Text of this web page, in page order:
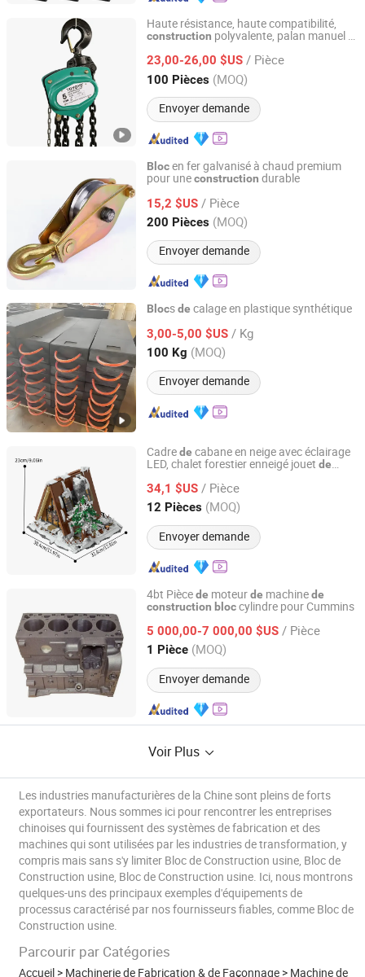
Haute résistance, haute compatibilité,
construction polyvalente, palan manuel à
destructures en acier
23,00-26,00 $US / Pièce
100 Pièces (MOQ)
Envoyer demande
Baoding Aogong Import and Export Trading Co., Ltd.
Hebei, China Depuis 2026
Blocen fer galvanisé à chaud premium
pour uneconstruction durable
15,2 $US / Pièce
200 Pièces (MOQ)
Envoyer demande
Ningbo Grandlifting Co., Ltd.
Zhejiang, China Depuis 2015
Blocsde calage en plastique synthétique
3,00-5,00 $US / Kg
100 Kg (MOQ)
Envoyer demande
Shandong Longforce Engineering Material Co., Ltd.
Shandong, China Depuis 2024
Cadrede cabane en neige avec éclairage
LED, chalet forestier enneigé jouet de
avec cheminée et horloge, ensemble
constructiondécoratif
34,1 $US / Pièce
12 Pièces (MOQ)
Envoyer demande
Shantou Chenghai Jiuyi Toy Factory
Guangdong, China Depuis 2024
4bt Piècede moteurde machinede
construction bloccylindre pour Cummins
5 000,00-7 000,00 $US / Pièce
1 Pièce (MOQ)
Envoyer demande
Sichuan Hongjun Science and Technology Co., Ltd.
Sichuan, China Depuis 2016
Voir Plus
Les industries manufacturières de la Chine sont pleins de forts
exportateurs. Nous sommes ici pour rencontrer les entreprises
chinoises qui fournissent des systèmes de fabrication et des
machines qui sont utilisées par les industries de transformation, y
compris mais sans s'y limiter Bloc de Construction usine, Bloc de
Construction usine, Bloc de Construction usine. Ici, nous montrons
quelques-uns des principaux exemples d'équipements de
processus caractérisé par nos fournisseurs fiables, comme Bloc de
Construction usine.
Parcourir par Catégories
Accueil > Machinerie de Fabrication & de Façonnage > Machine de